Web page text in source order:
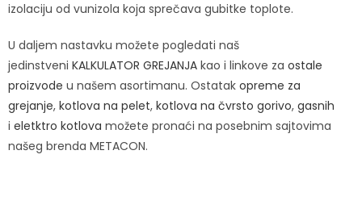
izolaciju od vunizola koja sprečava gubitke toplote.
U daljem nastavku možete pogledati naš
jedinstveni KALKULATOR GREJANJA kao i linkove za ostale
proizvode u našem asortimanu. Ostatak opreme za
grejanje, kotlova na pelet, kotlova na čvrsto gorivo, gasnih
i eletktro kotlova možete pronaći na posebnim sajtovima
našeg brenda METACON.